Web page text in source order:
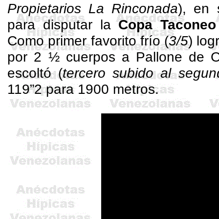
Propietarios La Rinconada), en
para disputar laCopa Taconeo
Como primer favorito frío (3/5)
por 2 ½ cuerpos a Pallonede
escoltó (tercero subido al
119”2 para 1900 metros.